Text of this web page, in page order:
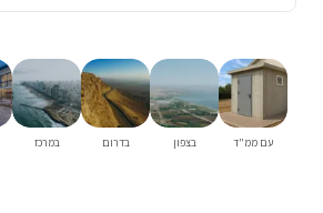
עם ממ"ד בצפון בדרום במרכז